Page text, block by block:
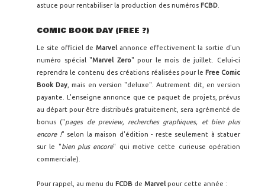
astuce pour rentabiliser la production des numéros FCBD
COMIC BOOK DAY (FREE ?)
Le site officiel deMarvel annonce effectivement la sortie d'un
numéro spécial "Marvel Zero" pour le mois de juillet. Celui-ci
reprendra le contenu des créations réalisées pour le Free Comic
Book Day , mais en version "deluxe". Autrement dit, en version
payante. L'enseigne annonce que ce paquet de projets, prévus
au départ pour être distribués gratuitement, sera agrémenté de
bonus ("pages de preview, recherches graphiques, et bien plus
encore !" selon la maison d'édition - reste seulement à statuer
sur le "bien plus encore" qui motive cette curieuse opération
commerciale).
Pour rappel, au menu du FCDB de Marvel pour cette année :